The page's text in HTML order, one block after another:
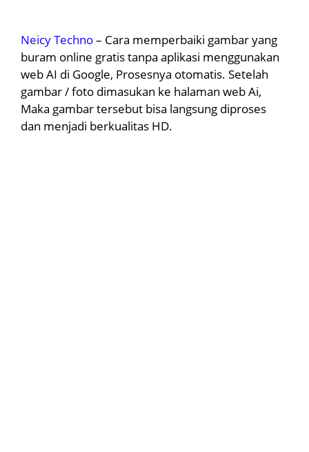
Neicy Techno– Cara memperbaiki gambar yang
buram online gratis tanpa aplikasi menggunakan
web AI di Google, Prosesnya otomatis. Setelah
gambar / foto dimasukan ke halaman web Ai,
Maka gambar tersebut bisa langsung diproses
dan menjadi berkualitas HD.